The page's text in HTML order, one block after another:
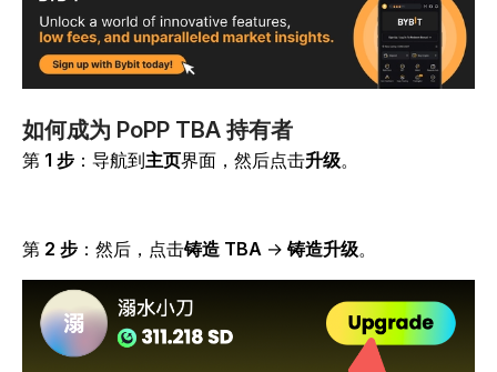
如何成为 PoPP TBA 持有者
第 1 步 ：导航到主页界面，然后点击升级。
第 2 步 ：然后，点击铸造 TBA → 铸造升级。